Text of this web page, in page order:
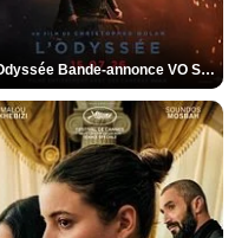
L'Odyssée Bande-annonce VO STFR